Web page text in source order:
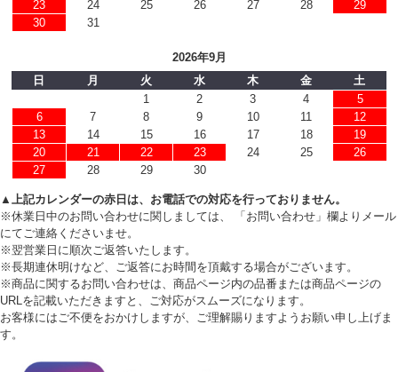
23
24 25 26 27 28
29
30
31
2026年9月
日
月 火 水 木 金
土
1
2 3 4
5
6
7 8 9 10 11
12
13
14 15 16 17 18
19
20
21 22 23 24 25
26
27
28 29 30
▲上記カレンダーの赤日は、お電話での対応を行っておりません。
※休業日中のお問い合わせに関しましては、 「お問い合わせ」欄よりメール
にてご連絡くださいませ。
※翌営業日に順次ご返答いたします。
※長期連休明けなど、ご返答にお時間を頂戴する場合がございます。
※商品に関するお問い合わせは、商品ページ内の品番または商品ページの
URLを記載いただきますと、ご対応がスムーズになります。
お客様にはご不便をおかけしますが、ご理解賜りますようお願い申し上げま
す。